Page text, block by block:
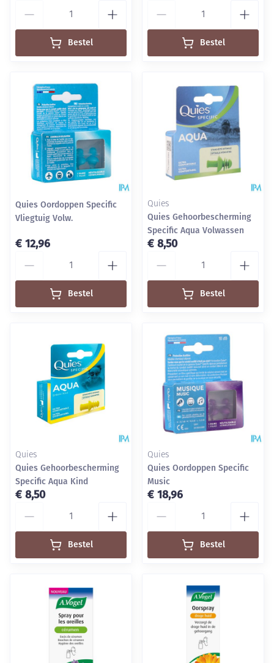
Bestel Bestel
Quies Oordoppen Specific
Vliegtuig Volw.
€ 12,96
Bestel
Quies
Quies Gehoorbescherming
Specific Aqua Volwassen
€ 8,50
Bestel
Quies
Quies Gehoorbescherming
Specific Aqua Kind
€ 8,50
Bestel
Quies
Quies Oordoppen Specific
Music
€ 18,96
Bestel